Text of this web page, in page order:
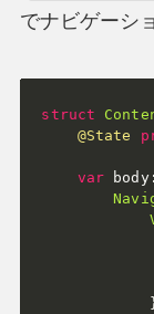
でナビゲーシ
struct
@State
var body: